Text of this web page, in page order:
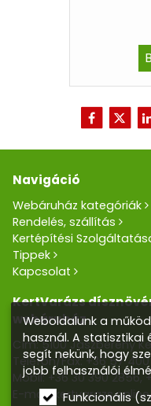
Navigáció
Webáruház kategóriák
Rendelés, szállítás
Kertépítési
Tippek
Kapcsolat
KertVarázs
webáruház
Cím: 5100 Jászberény
Telefon/Fax: +36 57
Mobil:+36 30 390 2856,
E-mail:
Weboldalunk a
használ. A
segít nekünk, hogy
jobb felhasználói
Funkcionális